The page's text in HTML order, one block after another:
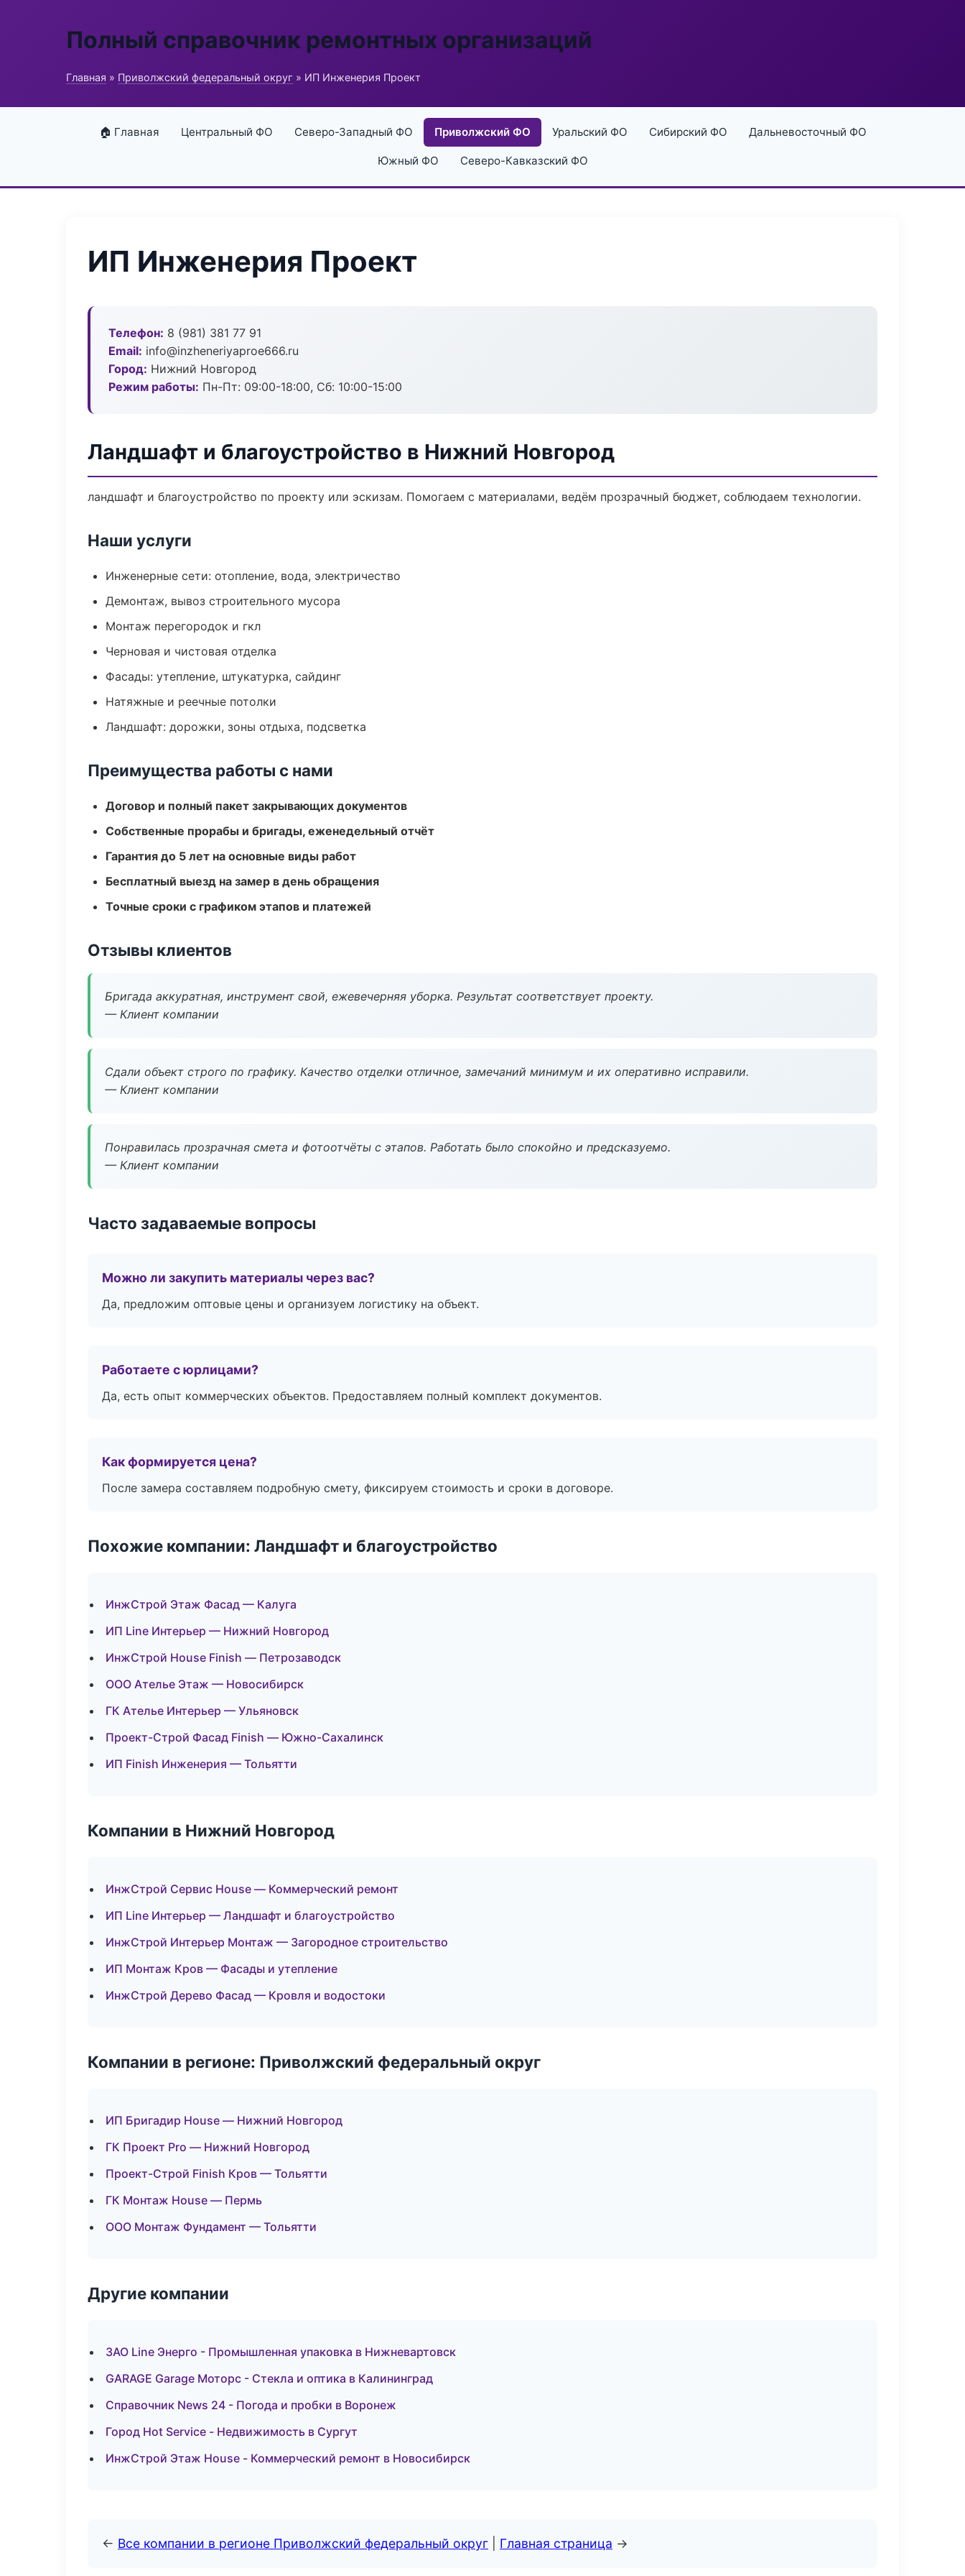
Полный справочник ремонтных организаций
Главная » Приволжский федеральный округ » ИП Инженерия Проект
🏠 Главная Центральный ФО Северо-Западный ФО Приволжский ФО Уральский ФО Сибирский ФО Дальневосточный ФО
Южный ФО Северо-Кавказский ФО
ИП Инженерия Проект
Телефон: 8 (981) 381 77 91
Email: info@inzheneriyaproe666.ru
Город: Нижний Новгород
Режим работы: Пн-Пт: 09:00-18:00, Сб: 10:00-15:00
Ландшафт и благоустройство в Нижний Новгород
ландшафт и благоустройство по проекту или эскизам. Помогаем с материалами, ведём прозрачный бюджет, соблюдаем технологии.
Наши услуги
Инженерные сети: отопление, вода, электричество
Демонтаж, вывоз строительного мусора
Монтаж перегородок и гкл
Черновая и чистовая отделка
Фасады: утепление, штукатурка, сайдинг
Натяжные и реечные потолки
Ландшафт: дорожки, зоны отдыха, подсветка
Преимущества работы с нами
Договор и полный пакет закрывающих документов
Собственные прорабы и бригады, еженедельный отчёт
Гарантия до 5 лет на основные виды работ
Бесплатный выезд на замер в день обращения
Точные сроки с графиком этапов и платежей
Отзывы клиентов
Бригада аккуратная, инструмент свой, ежевечерняя уборка. Результат соответствует проекту.
— Клиент компании
Сдали объект строго по графику. Качество отделки отличное, замечаний минимум и их оперативно исправили.
— Клиент компании
Понравилась прозрачная смета и фотоотчёты с этапов. Работать было спокойно и предсказуемо.
— Клиент компании
Часто задаваемые вопросы
Можно ли закупить материалы через вас?
Да, предложим оптовые цены и организуем логистику на объект.
Работаете с юрлицами?
Да, есть опыт коммерческих объектов. Предоставляем полный комплект документов.
Как формируется цена?
После замера составляем подробную смету, фиксируем стоимость и сроки в договоре.
Похожие компании: Ландшафт и благоустройство
ИнжСтрой Этаж Фасад — Калуга
ИП Line Интерьер — Нижний Новгород
ИнжСтрой House Finish — Петрозаводск
ООО Ателье Этаж — Новосибирск
ГК Ателье Интерьер — Ульяновск
Проект-Строй Фасад Finish — Южно-Сахалинск
ИП Finish Инженерия — Тольятти
Компании в Нижний Новгород
ИнжСтрой Сервис House — Коммерческий ремонт
ИП Line Интерьер — Ландшафт и благоустройство
ИнжСтрой Интерьер Монтаж — Загородное строительство
ИП Монтаж Кров — Фасады и утепление
ИнжСтрой Дерево Фасад — Кровля и водостоки
Компании в регионе: Приволжский федеральный округ
ИП Бригадир House — Нижний Новгород
ГК Проект Pro — Нижний Новгород
Проект-Строй Finish Кров — Тольятти
ГК Монтаж House — Пермь
ООО Монтаж Фундамент — Тольятти
Другие компании
ЗАО Line Энерго - Промышленная упаковка в Нижневартовск
GARAGE Garage Моторс - Стекла и оптика в Калининград
Справочник News 24 - Погода и пробки в Воронеж
Город Hot Service - Недвижимость в Сургут
ИнжСтрой Этаж House - Коммерческий ремонт в Новосибирск
← Все компании в регионе Приволжский федеральный округ Главная страница →